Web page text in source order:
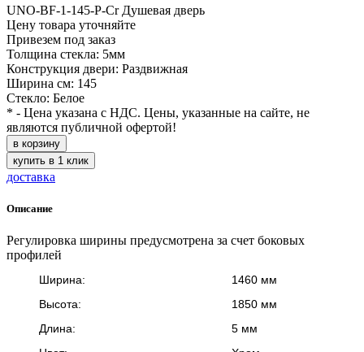
UNO-BF-1-145-P-Cr Душевая дверь
Цену товара уточняйте
Привезем под заказ
Толщина стекла: 5мм
Конструкция двери: Раздвижная
Ширина см: 145
Стекло: Белое
* - Цена указана с НДС. Цены, указанные на сайте, не
являются публичной офертой!
в корзину
купить в 1 клик
доставка
Описание
Регулировка ширины предусмотрена за счет боковых
профилей
Ширина:
1460 мм
Высота:
1850 мм
Длина:
5 мм